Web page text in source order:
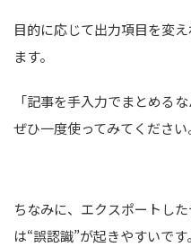
目的に応じて出力項目を変
ます。
「記事を手入力でまとめる
ぜひ一度使ってみてください
ちなみに、エクスポートし
は“誤認識”が起きやすいです。